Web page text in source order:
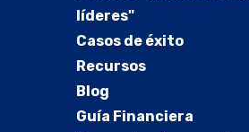
líderes"
Casos de éxito
Recursos
Blog
Guía Financiera